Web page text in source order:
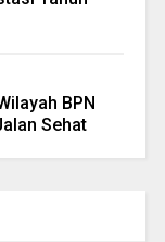
BPN
Sehat